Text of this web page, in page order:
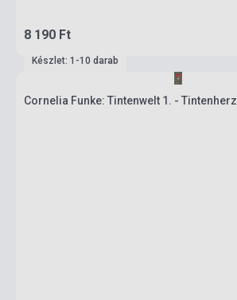
8 190 Ft
Készlet: 1-10 darab
Cornelia Funke: Tintenwelt 1. - Tintenherz